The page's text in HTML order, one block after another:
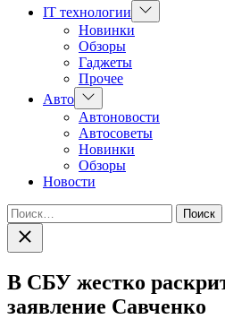
IT технологии
Показать
подменю
Новинки
Обзоры
Гаджеты
Прочее
Авто Показать
подменю
Автоновости
Автосоветы
Новинки
Обзоры
Новости
Найти:
Закрыть
поиск
В СБУ жестко
заявление Савченко